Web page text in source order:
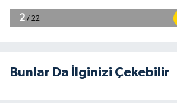
Bunlar Da İlginizi Çekebilir